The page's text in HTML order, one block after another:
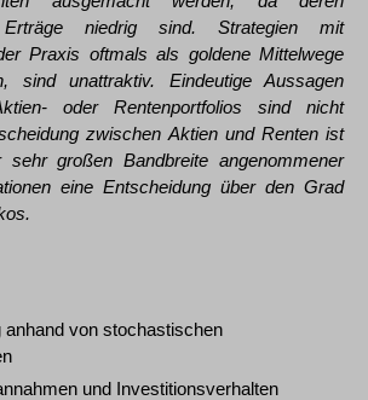
Erträge niedrig sind. Strategien mit
Praxis oftmals als goldene Mittelwege
sind unattraktiv. Eindeutige Aussagen
oder Rentenportfolios sind nicht
zwischen Aktien und Renten ist
großen Bandbreite angenommener
eine Entscheidung über den Grad
anhand von stochastischen
und Investitionsverhalten